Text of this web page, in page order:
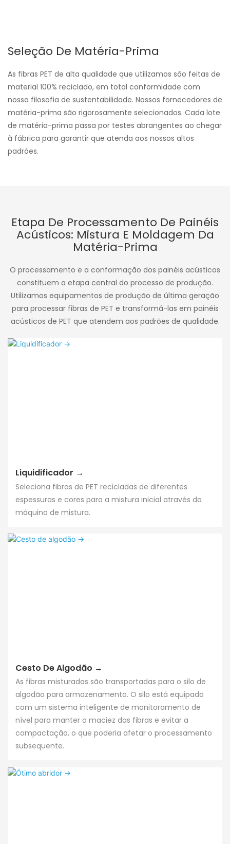
Seleção De Matéria-Prima
As fibras PET de alta qualidade que utilizamos são feitas de
material 100% reciclado, em total conformidade com
nossa filosofia de sustentabilidade. Nossos fornecedores de
matéria-prima são rigorosamente selecionados. Cada lote
de matéria-prima passa por testes abrangentes ao chegar
à fábrica para garantir que atenda aos nossos altos
padrões.
Etapa De Processamento De Painéis
Acústicos: Mistura E Moldagem Da
Matéria-Prima
O processamento e a conformação dos painéis acústicos
constituem a etapa central do processo de produção.
Utilizamos equipamentos de produção de última geração
para processar fibras de PET e transformá-las em painéis
acústicos de PET que atendem aos padrões de qualidade.
Liquidificador →
Seleciona fibras de PET recicladas de diferentes
espessuras e cores para a mistura inicial através da
máquina de mistura.
Cesto De Algodão →
As fibras misturadas são transportadas para o silo de
algodão para armazenamento. O silo está equipado
com um sistema inteligente de monitoramento de
nível para manter a maciez das fibras e evitar a
compactação, o que poderia afetar o processamento
subsequente.